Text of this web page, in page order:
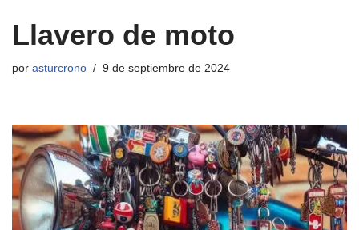
Llavero de moto
por asturcrono 9 de septiembre de 2024